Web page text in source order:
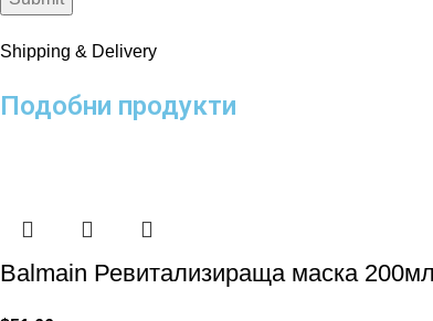
Shipping & Delivery
Подобни продукти
Balmain Ревитализираща маска 200мл